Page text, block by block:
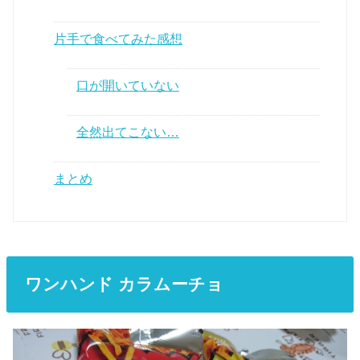
片手で食べてみた感想
口が開いていない
全然出てこない…
まとめ
ワンハンド カラムーチョ